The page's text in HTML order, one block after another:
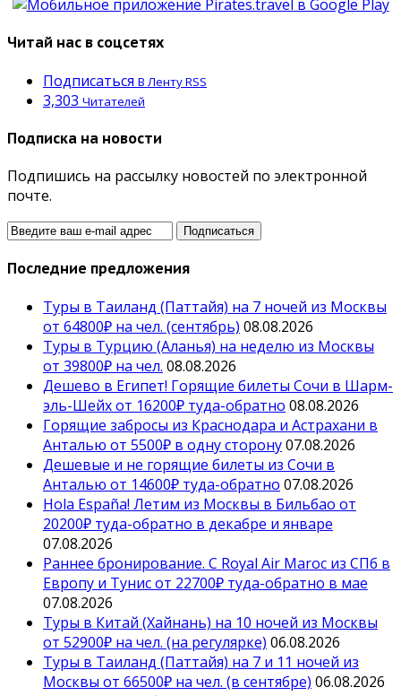
Читай нас в соцсетях
Подписаться В Ленту RSS
3,303 Читателей
Подписка на новости
Подпишись на рассылку новостей по электронной
почте.
Последние предложения
Туры в Таиланд (Паттайя) на 7 ночей из Москвы
от 64800₽ на чел. (сентябрь) 08.08.2026
Туры в Турцию (Аланья) на неделю из Москвы
от 39800₽ на чел. 08.08.2026
Дешево в Египет! Горящие билеты Сочи в Шарм-
эль-Шейх от 16200₽ туда-обратно 08.08.2026
Горящие забросы из Краснодара и Астрахани в
Анталью от 5500₽ в одну сторону07.08.2026
Дешевые и не горящие билеты из Сочи в
Анталью от 14600₽ туда-обратно 07.08.2026
Hola España! Летим из Москвы в Бильбао от
20200₽ туда-обратно в декабре и январе
07.08.2026
Раннее бронирование. С Royal Air Maroc из СПб в
Европу и Тунис от 22700₽ туда-обратно в мае
07.08.2026
Туры в Китай (Хайнань) на 10 ночей из Москвы
от 52900₽ на чел. (на регулярке) 06.08.2026
Туры в Таиланд (Паттайя) на 7 и 11 ночей из
Москвы от 66500₽ на чел. (в сентябре) 06.08.2026